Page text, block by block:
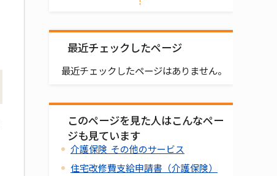
最近チェックしたページ
最近チェックしたページはありません。
このページを見た人はこんなペー
ジも見ています
介護保険 その他のサービス
住宅改修費支給申請書（介護保険）